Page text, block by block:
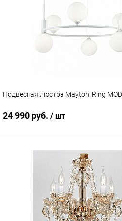
Подвесная люстра Maytoni Ring
24 990 руб. / шт
В корзину
Купить в 1 клик
В избранное В